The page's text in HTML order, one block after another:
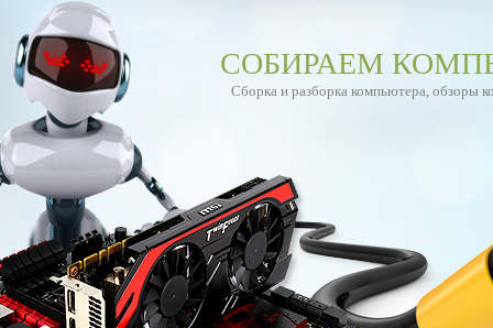
СОБИРАЕМ
Сборка и разборка компьютера, обзоры